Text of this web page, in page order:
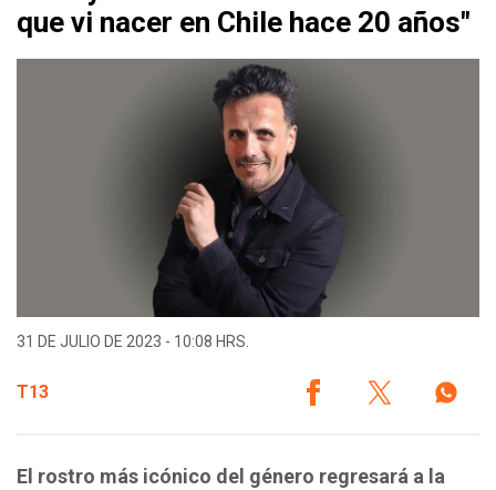
que vi nacer en Chile hace 20 años"
31 DE JULIO DE 2023 - 10:08 HRS.
T13
El rostro más icónico del género regresará a la